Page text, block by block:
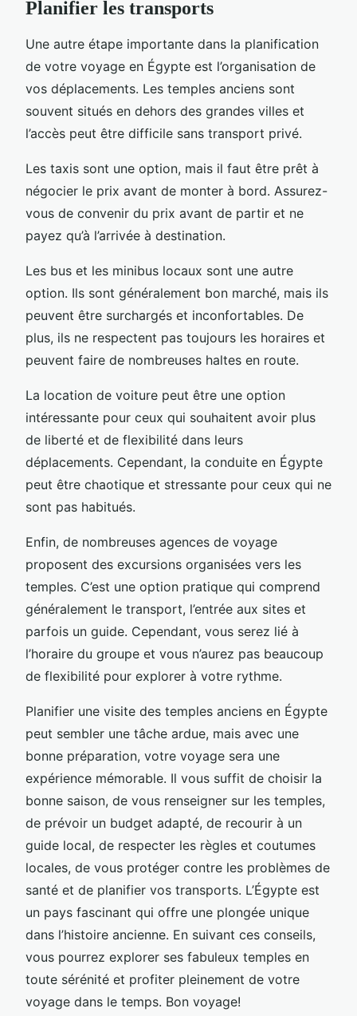
Planifier les transports
Une autre étape importante dans la planification
de votre voyage en Égypte est l’organisation de
vos déplacements. Les temples anciens sont
souvent situés en dehors des grandes villes et
l’accès peut être difficile sans transport privé.
Les taxis sont une option, mais il faut être prêt à
négocier le prix avant de monter à bord. Assurez-
vous de convenir du prix avant de partir et ne
payez qu’à l’arrivée à destination.
Les bus et les minibus locaux sont une autre
option. Ils sont généralement bon marché, mais ils
peuvent être surchargés et inconfortables. De
plus, ils ne respectent pas toujours les horaires et
peuvent faire de nombreuses haltes en route.
La location de voiture peut être une option
intéressante pour ceux qui souhaitent avoir plus
de liberté et de flexibilité dans leurs
déplacements. Cependant, la conduite en Égypte
peut être chaotique et stressante pour ceux qui ne
sont pas habitués.
Enfin, de nombreuses agences de voyage
proposent des excursions organisées vers les
temples. C’est une option pratique qui comprend
généralement le transport, l’entrée aux sites et
parfois un guide. Cependant, vous serez lié à
l’horaire du groupe et vous n’aurez pas beaucoup
de flexibilité pour explorer à votre rythme.
Planifier une visite des temples anciens en Égypte
peut sembler une tâche ardue, mais avec une
bonne préparation, votre voyage sera une
expérience mémorable. Il vous suffit de choisir la
bonne saison, de vous renseigner sur les temples,
de prévoir un budget adapté, de recourir à un
guide local, de respecter les règles et coutumes
locales, de vous protéger contre les problèmes de
santé et de planifier vos transports. L’Égypte est
un pays fascinant qui offre une plongée unique
dans l’histoire ancienne. En suivant ces conseils,
vous pourrez explorer ses fabuleux temples en
toute sérénité et profiter pleinement de votre
voyage dans le temps. Bon voyage!